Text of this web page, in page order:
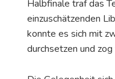
Halbfinale traf das
einzuschätzenden
konnte es sich mit
durchsetzen und